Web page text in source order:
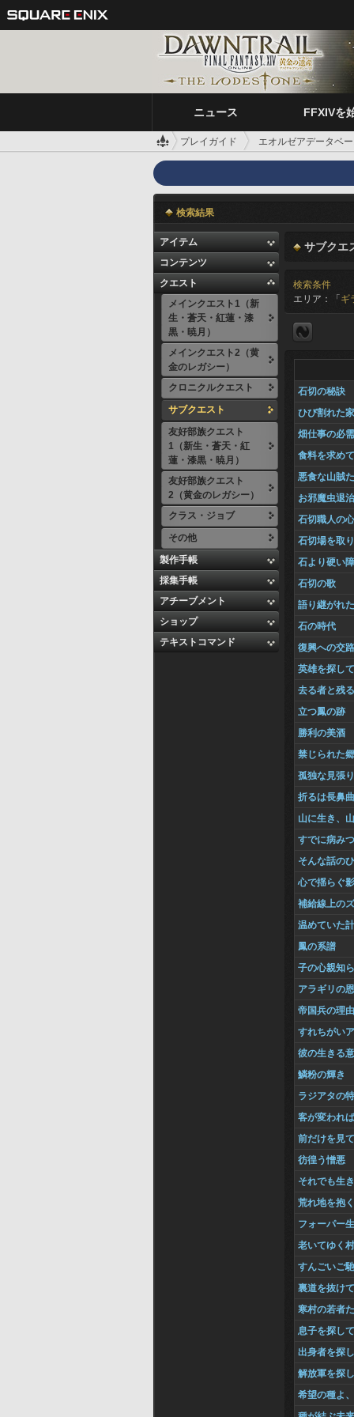
ニュース FFXIVを
プレイガイド エオルゼアデータベ
検索結果
アイテム
コンテンツ
クエスト
メインクエスト1（新
生・蒼天・紅蓮・漆
黒・暁月）
メインクエスト2（黄
金のレガシー）
クロニクルクエスト
サブクエスト
友好部族クエスト
1（新生・蒼天・紅
蓮・漆黒・暁月）
友好部族クエスト
2（黄金のレガシー）
クラス・ジョブ
その他
製作手帳
採集手帳
アチーブメント
ショップ
テキストコマンド
サブクエ
検索条件
エリア：「 ギ
石切の秘訣
ひび割れた家
畑仕事の必
食料を求めて
悪食な山賊
お邪魔虫退治
石切職人の
石切場を取
石より硬い
石切の歌
語り継がれ
石の時代
復興への交路
英雄を探して
去る者と残
立つ鳳の跡
勝利の美酒
禁じられた
孤独な見張
折るは長鼻
山に生き、
すでに病み
そんな話の
心で揺らぐ影
補給線上の
温めていた
鳳の系譜
子の心親知
アラギリの
帝国兵の理由
すれちがい
彼の生きる
鱗粉の輝き
ラジアタの
客が変われば
前だけを見
彷徨う憎悪
それでも生
荒れ地を抱
フォーパー
老いてゆく村
すんごいご
裏道を抜けて
寒村の若者
息子を探して
出身者を探
解放軍を探
希望の種よ